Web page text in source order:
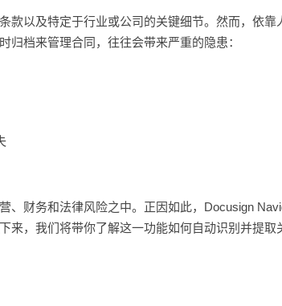
款以及特定于行业或公司的关键细节。然而，依靠
归档来管理合同，往往会带来严重的隐患：
、财务和法律风险之中。正因如此，Docusign
来，我们将带你了解这一功能如何自动识别并提取